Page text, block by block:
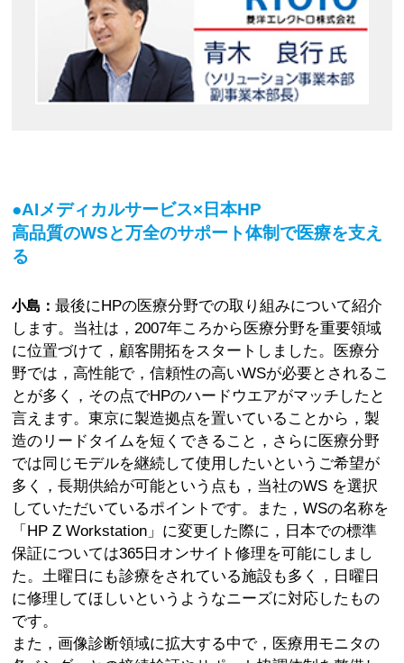
●AIメディカルサービス×日本HP
高品質のWSと万全のサポート体制で医療を支え
る
小島：最後にHPの医療分野での取り組みについて紹介
します。当社は，2007年ころから医療分野を重要領域
に位置づけて，顧客開拓をスタートしました。医療分
野では，高性能で，信頼性の高いWSが必要とされるこ
とが多く，その点でHPのハードウエアがマッチしたと
言えます。東京に製造拠点を置いていることから，製
造のリードタイムを短くできること，さらに医療分野
では同じモデルを継続して使用したいというご希望が
多く，長期供給が可能という点も，当社のWS を選択
していただいているポイントです。また，WSの名称を
「HP Z Workstation」に変更した際に，日本での標準
保証については365日オンサイト修理を可能にしまし
た。土曜日にも診療をされている施設も多く，日曜日
に修理してほしいというようなニーズに対応したもの
です。
また，画像診断領域に拡大する中で，医療用モニタの